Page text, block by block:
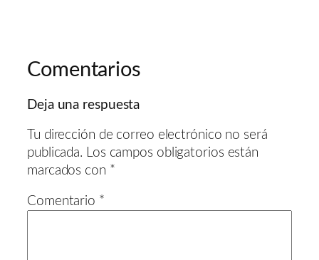
Comentarios
Deja una respuesta
Tu dirección de correo electrónico no será
publicada.
Los campos obligatorios están
marcados con *
Comentario *